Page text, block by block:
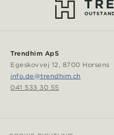
Trendhim ApS
Egeskovvej 12, 8700 Horsens
info.de@trendhim.ch
041 533 30 55